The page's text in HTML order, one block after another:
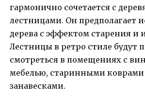
гармонично сочетается с
лестницами. Он предполагает
дерева с эффектом старения и
Лестницы в ретро стиле будут
смотреться в помещениях с
мебелью, старинными
занавесками.